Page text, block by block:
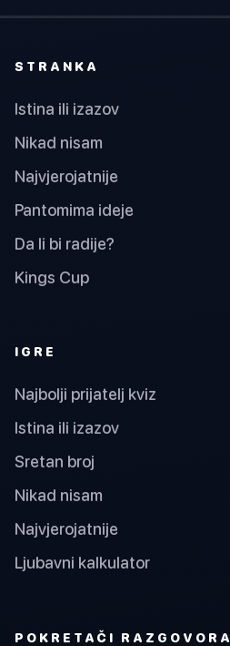
STRANKA
Istina ili izazov
Nikad nisam
Najvjerojatnije
Pantomima ideje
Da li bi radije?
Kings Cup
IGRE
Najbolji prijatelj kviz
Istina ili izazov
Sretan broj
Nikad nisam
Najvjerojatnije
Ljubavni kalkulator
POKRETAČI RAZGOVORA